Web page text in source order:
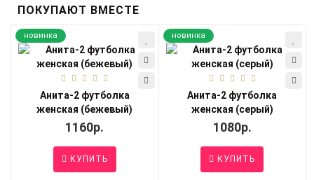
ПОКУПАЮТ ВМЕСТЕ
новинка
Анита-2 футболка
женская (бежевый)
1160р.
КУПИТЬ
новинка
Анита-2 футболка
женская (серый)
1080р.
КУПИТЬ